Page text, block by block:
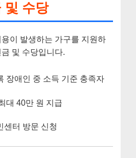
및 수당
이 발생하는 가구를 지원하
및 수당입니다.
장애인 중 소득 기준 충족자
대 40만 원 지급
센터 방문 신청